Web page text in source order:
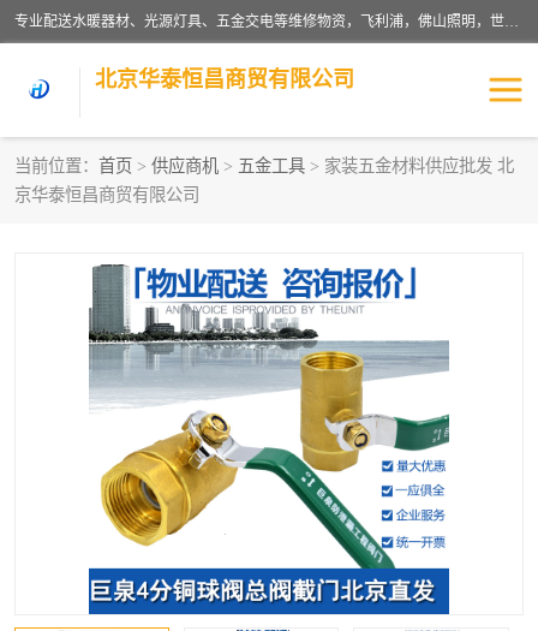
专业配送水暖器材、光源灯具、五金交电等维修物资，飞利浦，佛山照明，世达，博世，九牧，特陶等各产品涉及国内外知名品牌。公司专注与物业、学校、酒店、工厂等单位合作，提供一站式配送服务，降低客户综合成本。依托电子商务改变传统模式，以专业的团队为客户提供24H物资配送到达，货到月结、统一开票，便捷退换等服务，提高了企业的运营效率。
北京华泰恒昌商贸有限公司
当前位置： 首页 > 供应商机 > 五金工具 > 家装五金材料供应批发 北
京华泰恒昌商贸有限公司
水暖阀门
五金工具 涂料辅材